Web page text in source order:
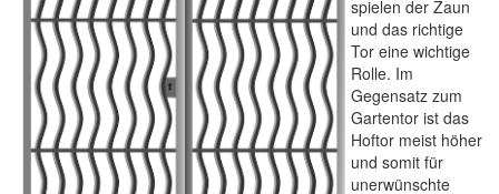
spielen der Zaun
und das richtige
Tor eine wichtige
Rolle. Im
Gegensatz zum
Gartentor ist das
Hoftor meist höher
und somit für
unerwünschte